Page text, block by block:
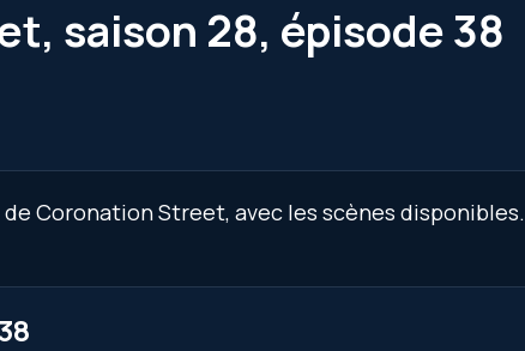
saison 28, épisode 38
Coronation Street, avec les scènes disponibles.